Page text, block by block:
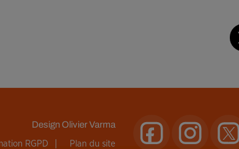
DesignOlivier Varma
RGPD Plan du site